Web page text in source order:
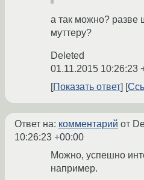
а так можно? разве
муттеру?
Deleted
01.11.2015 10:26:23
Показать ответ
Ответ на: комментарий от
10:26:23 +00:00
Можно, успешно
например.